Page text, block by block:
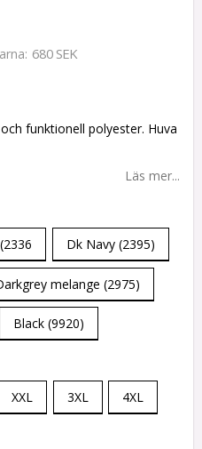
680 SEK
funktionell polyester. Huva
Läs mer...
Dk Navy (2395)
melange (2975)
Black (9920)
XXL 3XL 4XL